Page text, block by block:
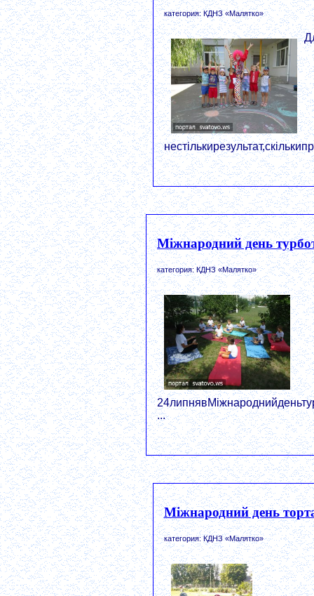
категория: КДНЗ «Малятко»
Міжнародний день
категория: КДНЗ «Малятко»
...
Міжнародний день
категория: КДНЗ «Малятко»